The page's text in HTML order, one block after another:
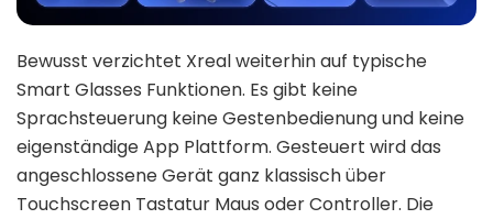
Bewusst verzichtet Xreal weiterhin auf typische
Smart Glasses Funktionen. Es gibt keine
Sprachsteuerung keine Gestenbedienung und keine
eigenständige App Plattform. Gesteuert wird das
angeschlossene Gerät ganz klassisch über
Touchscreen Tastatur Maus oder Controller. Die